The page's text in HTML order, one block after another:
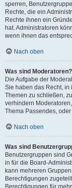
sperren,
Rechte, die ein
Rechte ihnen ein
hat. Administratoren
wenn ihnen das
Nach oben
Was sind Moderatoren?
Die Aufgabe der
Sie haben das Recht, in
Themen zu schließen,
verhindern
Thema Passendes,
Nach oben
Was sind
Benutzergruppen sind
in für die Board-
kann mehreren
Berechtigungen
Berechtigungen für